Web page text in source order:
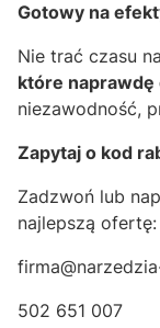
Gotowy na
Nie trać czasu
które naprawdę
niezawodność,
Zapytaj o kod
Zadzwoń lub
najlepszą ofertę:
502 651 007